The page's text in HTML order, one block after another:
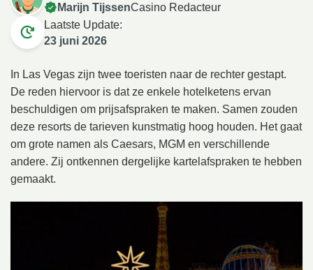
Marijn TijssenCasino Redacteur
Laatste Update:
23 juni 2026
In Las Vegas zijn twee toeristen naar de rechter gestapt.
De reden hiervoor is dat ze enkele hotelketens ervan
beschuldigen om prijsafspraken te maken. Samen zouden
deze resorts de tarieven kunstmatig hoog houden. Het gaat
om grote namen als Caesars, MGM en verschillende
andere. Zij ontkennen dergelijke kartelafspraken te hebben
gemaakt.